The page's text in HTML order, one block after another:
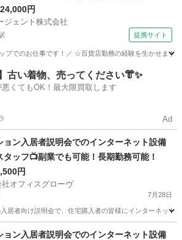
円
ジェント株式会社
提携サイト
プでのお仕事です！／ ☆百貨店勤務の経験を生かせます
駅 その他
古い着物、売ってください👘✨
くてもOK！最大限買取します
Ad
ョン入居者説明会でのインターネット設備
タッフ📺副業でも可能！長期勤務可能！
円
社オフィスグローヴ
7月28日
居者向け説明会で、住宅購入者の皆様にインターネッ
接客 スタッフ
ョン入居者説明会でのインターネット設備